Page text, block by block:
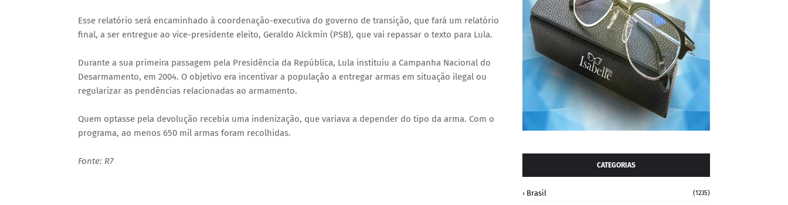
Esse relatório será encaminhado à coordenação-executiva do governo de transição, que fará um relatório
final, a ser entregue ao vice-presidente eleito, Geraldo Alckmin (PSB), que vai repassar o texto para Lula.
Durante a sua primeira passagem pela Presidência da República, Lula instituiu a Campanha Nacional do
Desarmamento, em 2004. O objetivo era incentivar a população a entregar armas em situação ilegal ou
regularizar as pendências relacionadas ao armamento.
Quem optasse pela devolução recebia uma indenização, que variava a depender do tipo da arma. Com o
programa, ao menos 650 mil armas foram recolhidas.
Fonte: R7 CATEGORIAS
Brasil (1235)